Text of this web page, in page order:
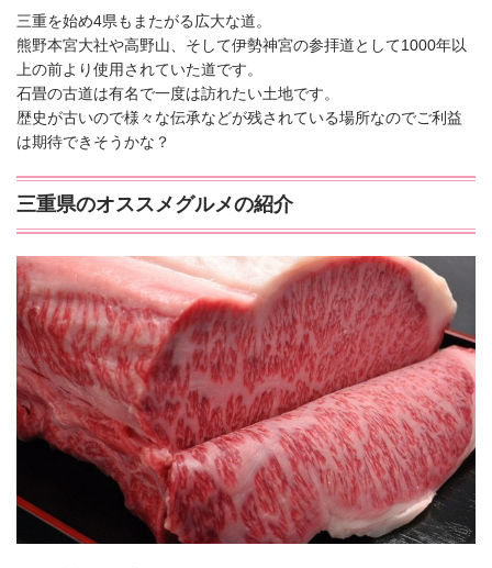
三重を始め4県もまたがる広大な道。
熊野本宮大社や高野山、そして伊勢神宮の参拝道として1000年以
上の前より使用されていた道です。
石畳の古道は有名で一度は訪れたい土地です。
歴史が古いので様々な伝承などが残されている場所なのでご利益
は期待できそうかな？
三重県のオススメグルメの紹介